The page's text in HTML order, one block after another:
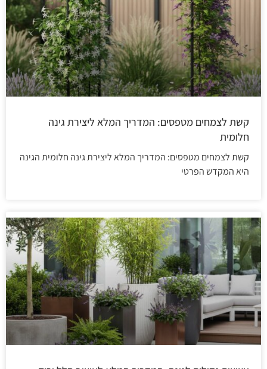
קשת לצמחים מטפסים: המדריך המלא ליצירת גינה
חלומית
קשת לצמחים מטפסים: המדריך המלא ליצירת גינה חלומית הגינה
היא המקדש הפרטי